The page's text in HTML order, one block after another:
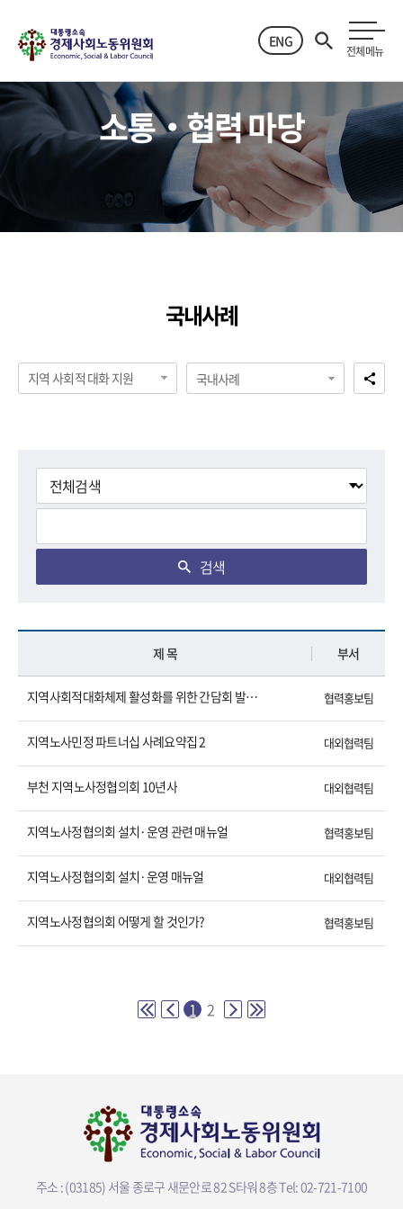
ENG
전체메뉴
소통‧협력 마당
국내사례
지역 사회적 대화 지원 국내사례
검색
제 목 부서
지역사회적대화체제 활성화를 위한 간담회 발제자료 모음 협력홍보팀
지역노사민정 파트너십 사례요약집 2 대외협력팀
부천 지역노사정협의회 10년사 대외협력팀
지역노사정협의회 설치·운영 관련 매뉴얼 협력홍보팀
지역노사정협의회 설치·운영 매뉴얼 대외협력팀
지역노사정협의회 어떻게 할 것인가? 협력홍보팀
1 2
주소 : (03185) 서울 종로구 새문안로 82 S타워 8층Tel: 02-721-7100